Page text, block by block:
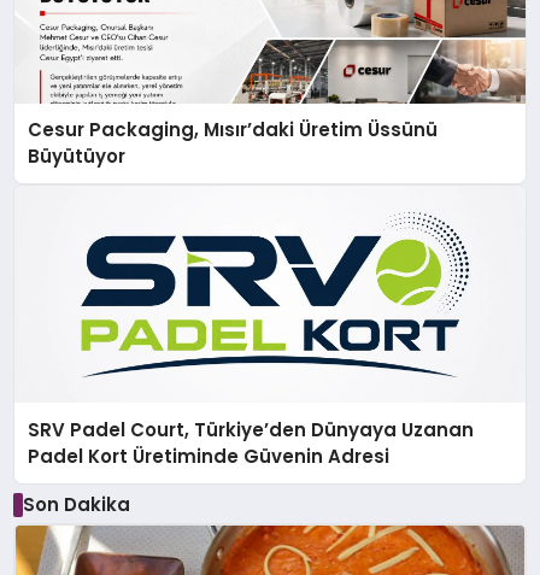
Cesur Packaging, Mısır’daki Üretim Üssünü
Büyütüyor
SRV Padel Court, Türkiye’den Dünyaya Uzanan
Padel Kort Üretiminde Güvenin Adresi
Son Dakika